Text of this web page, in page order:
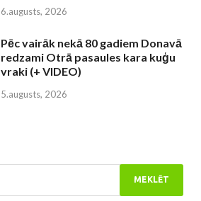
6.augusts, 2026
Pēc vairāk nekā 80 gadiem Donavā
redzami Otrā pasaules kara kuģu
vraki (+ VIDEO)
5.augusts, 2026